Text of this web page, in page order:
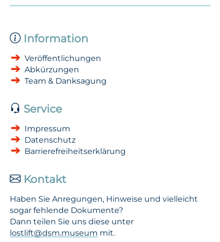
Information
Veröffentlichungen
Abkürzungen
Team & Danksagung
Service
Impressum
Datenschutz
Barrierefreiheitserklärung
Kontakt
Haben Sie Anregungen, Hinweise und vielleicht
sogar fehlende Dokumente?
Dann teilen Sie uns diese unter
lostlift@dsm.museum mit.